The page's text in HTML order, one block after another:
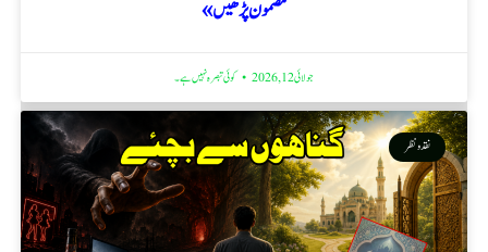
مضمون پڑھیں »
جولائی 12, 2026 کوئی تبصرہ نہیں ہے۔
نقد ونظر